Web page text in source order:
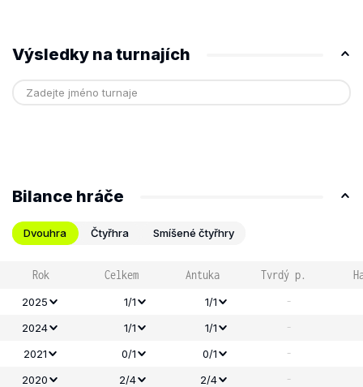
Výsledky na turnajích
Bilance hráče
Dvouhra Čtyřhra Smíšené čtyřhry
Rok Celkem Antuka Tvrdý p.
2025 1/1 1/1 -
2024 1/1 1/1 -
2021 0/1 0/1 -
2020 2/4 2/4 -